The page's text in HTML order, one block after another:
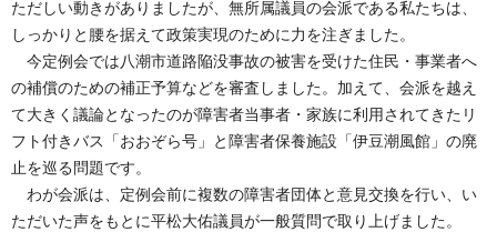
ただしい動きがありましたが、無所属議員の会派である私たちは、
しっかりと腰を据えて政策実現のために力を注ぎました。
今定例会では八潮市道路陥没事故の被害を受けた住民・事業者へ
の補償のための補正予算などを審査しました。加えて、会派を越え
て大きく議論となったのが障害者当事者・家族に利用されてきたリ
フト付きバス「おおぞら号」と障害者保養施設「伊豆潮風館」の廃
止を巡る問題です。
わが会派は、定例会前に複数の障害者団体と意見交換を行い、い
ただいた声をもとに平松大佑議員が一般質問で取り上げました。